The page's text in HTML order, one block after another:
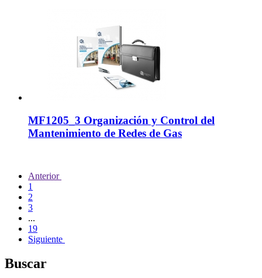
MF1205_3 Organización y Control del
Mantenimiento de Redes de Gas
Anterior
1
2
3
...
19
Siguiente
Buscar